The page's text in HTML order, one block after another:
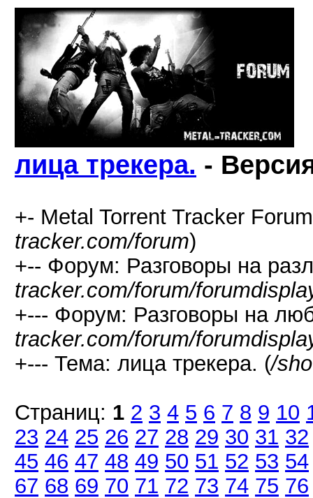
лица трекера. -
+- Metal Torrent Tracker
tracker.com/forum)
+-- Форум: Разговоры на
tracker.com/forum/
+--- Форум: Разговоры на
tracker.com/forum/
+--- Тема: лица трекера. (/
Страниц: 1 2 3 4 5 6 7 8 9 10
23 24 25 26 27 28 29 30 31 32
45 46 47 48 49 50 51 52 53 54
67 68 69 70 71 72 73 74 75 76